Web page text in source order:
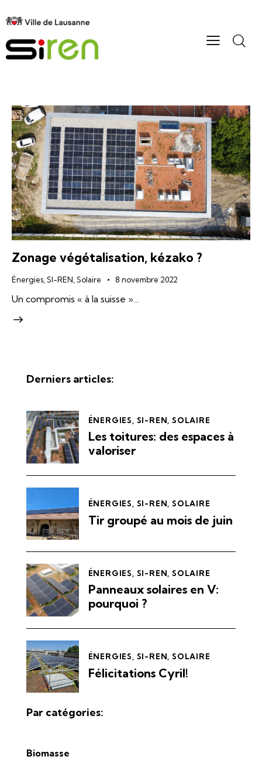
Zonage végétalisation, kézako ?
Énergies, SI-REN, Solaire 8 novembre 2022
Un compromis « à la suisse »…
Derniers articles:
ÉNERGIES SI-REN SOLAIRE
Les toitures: des espaces à
valoriser
ÉNERGIES SI-REN SOLAIRE
Tir groupé au mois de juin
ÉNERGIES SI-REN SOLAIRE
Panneaux solaires en V:
pourquoi ?
ÉNERGIES SI-REN SOLAIRE
Félicitations Cyril!
Par catégories:
Biomasse